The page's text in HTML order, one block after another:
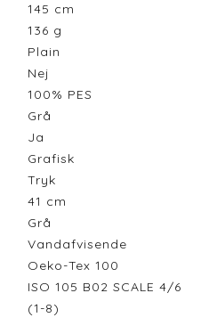
145 cm
136 g
Plain
Nej
100% PES
Grå
Ja
Grafisk
Tryk
41 cm
Grå
Vandafvisende
Oeko-Tex 100
ISO 105 B02 SCALE 4/6
(1-8)